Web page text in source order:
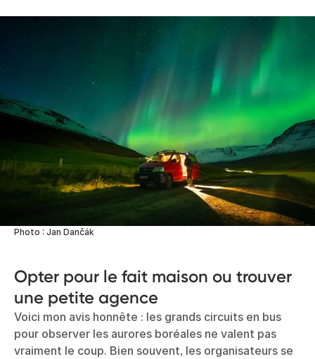
Photo : Jan Dančák
Opter pour le fait maison ou trouver
une petite agence
Voici mon avis honnête : les grands circuits en bus
pour observer les aurores boréales ne valent pas
vraiment le coup. Bien souvent, les organisateurs se